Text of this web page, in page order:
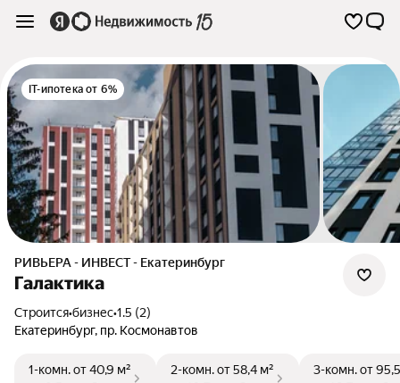
IT-ипотека от 6%
РИВЬЕРА - ИНВЕСТ - Екатеринбург
Галактика
Строится•бизнес•1.5 (2)
Екатеринбург, пр. Космонавтов
1-комн.от 40,9 м²
2-комн.от 58,4 м²
3-комн.от